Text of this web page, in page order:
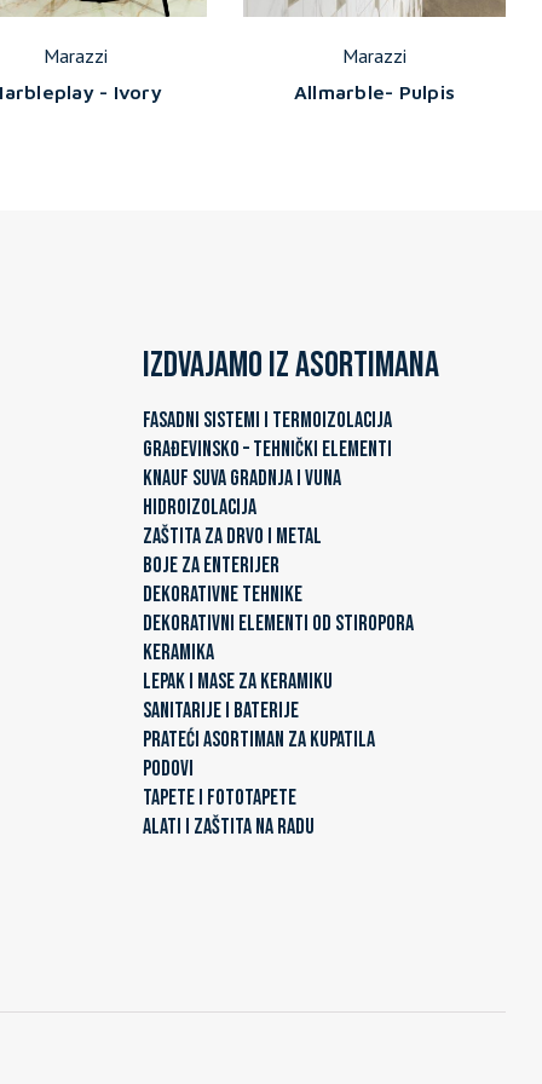
Marazzi
- Ivory
Marazzi
Allmarble- Pulpis
Izdvajamo iz asortimana
FASADNI SISTEMI I TERMOIZOLACIJA
GRAĐEVINSKO – TEHNIČKI ELEMENTI
KNAUF SUVA GRADNJA I VUNA
HIDROIZOLACIJA
ZAŠTITA ZA DRVO I METAL
BOJE ZA ENTERIJER
DEKORATIVNE TEHNIKE
DEKORATIVNI ELEMENTI OD STIROPORA
KERAMIKA
LEPAK I MASE ZA KERAMIKU
SANITARIJE I BATERIJE
PRATEĆI ASORTIMAN ZA KUPATILA
PODOVI
TAPETE I FOTOTAPETE
ALATI I ZAŠTITA NA RADU